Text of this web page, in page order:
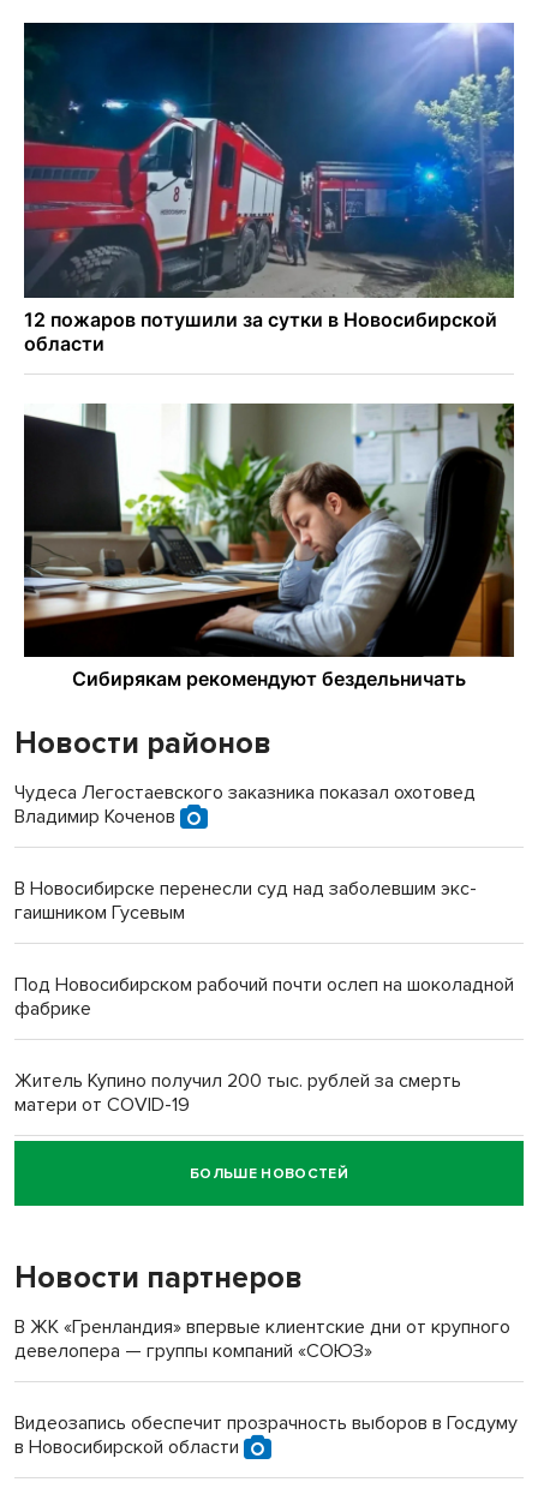
Новости районов
Чудеса Легостаевского заказника показал охотовед
Владимир Коченов
В Новосибирске перенесли суд над заболевшим экс-
гаишником Гусевым
Под Новосибирском рабочий почти ослеп на шоколадной
фабрике
Житель Купино получил 200 тыс. рублей за смерть
матери от COVID-19
Новосибирский суд наказал водителя за смерть
пенсионерки на вокзале
БОЛЬШЕ НОВОСТЕЙ
Новости партнеров
В ЖК «Гренландия» впервые клиентские дни от крупного
девелопера — группы компаний «СОЮЗ»
Видеозапись обеспечит прозрачность выборов в Госдуму
в Новосибирской области